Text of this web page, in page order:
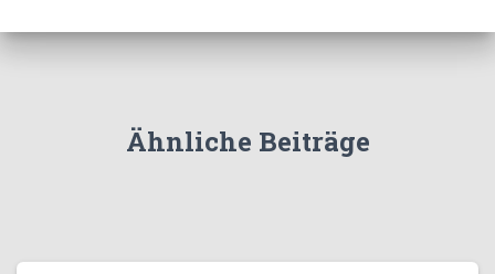
Ähnliche Beiträge